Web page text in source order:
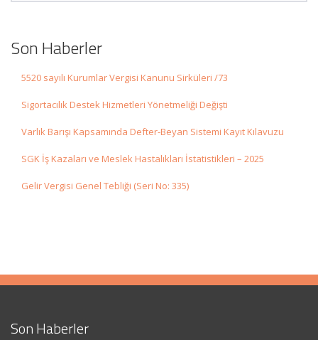
Son Haberler
5520 sayılı Kurumlar Vergisi Kanunu Sirküleri /73
Sigortacılık Destek Hizmetleri Yönetmeliği Değişti
Varlık Barışı Kapsamında Defter-Beyan Sistemi Kayıt Kılavuzu
SGK İş Kazaları ve Meslek Hastalıkları İstatistikleri – 2025
Gelir Vergisi Genel Tebliği (Seri No: 335)
Son Haberler